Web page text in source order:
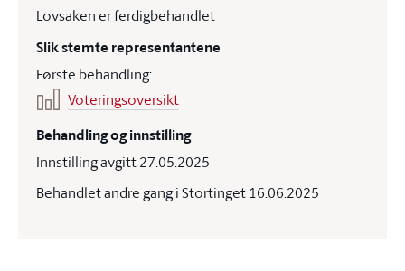
Lovsaken er ferdigbehandlet
Slik stemte representantene
Første behandling:
Voteringsoversikt
Behandling og innstilling
Innstilling avgitt 27.05.2025
Behandlet andre gang i Stortinget 16.06.2025